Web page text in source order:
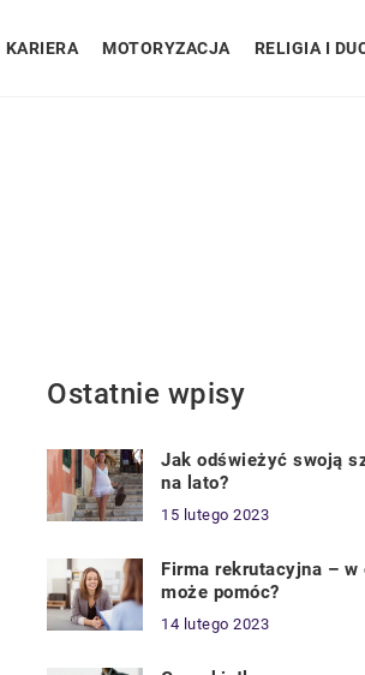
KARIERA MOTORYZACJA RELIGIA I
Ostatnie wpisy
Jak odświeżyć swoją
na lato?
15 lutego 2023
Firma rekrutacyjna – w
może pomóc?
14 lutego 2023